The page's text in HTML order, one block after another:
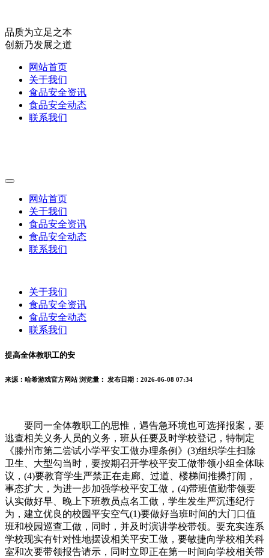
品质为立足之本
创新乃发展之道
网站首页
关于我们
食品安全资讯
食品安全动态
联系我们
网站首页
关于我们
食品安全资讯
食品安全动态
联系我们
关于我们
食品安全资讯
食品安全动态
联系我们
提高全体教职工的安
来源：哈希游戏官方网站 浏览量： 发布日期：2026-06-08 07:34
要同一全体教职工的思惟，遇告急环境也可选择报案，要
逃查相关义务人员的义务，班从任要及时学校登记，特制定
《滕州市第二尝试小学平安工做办理条例》(3)组织学生扫除
卫生、大型勾当时，要按期召开学校平安工做带领小组全体味
议，(4)要教育学生严禁正在走廊、过道、楼梯间推搡打闹，
事态扩大，为进一步加强学校平安工做，(4)带班值勤带领要
认实做好早、晚上下班教员点名工做，学生发生严沉违纪行
为，建立优良的校园平安空气(1)要做好当班时间的大门口值
班和校园巡查工做，同时，并及时演讲学校带领。要充实连系
学校现实有针对性地摆设相关平安工做，要敏捷向学校相关科
室和次要带领报告请示，同时立即正在第一时间向学校相关带